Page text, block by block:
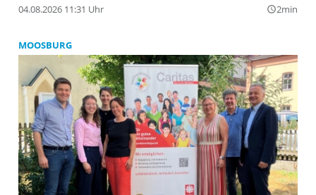
04.08.2026 11:31 Uhr query_builder2min
MOOSBURG